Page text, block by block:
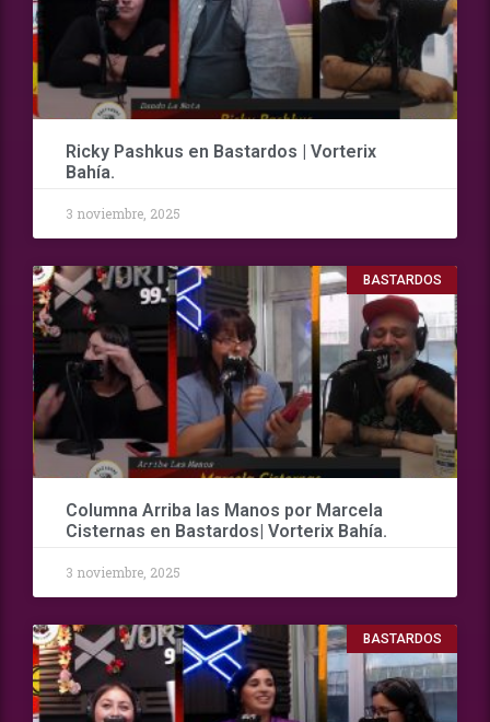
Ricky Pashkus en Bastardos | Vorterix
Bahía.
3 noviembre, 2025
BASTARDOS
Columna Arriba las Manos por Marcela
Cisternas en Bastardos| Vorterix Bahía.
3 noviembre, 2025
BASTARDOS